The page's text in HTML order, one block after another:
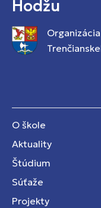
Hodžu
O škole
Aktuality
Štúdium
Súťaže
Projekty